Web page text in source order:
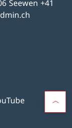
Seewen +41